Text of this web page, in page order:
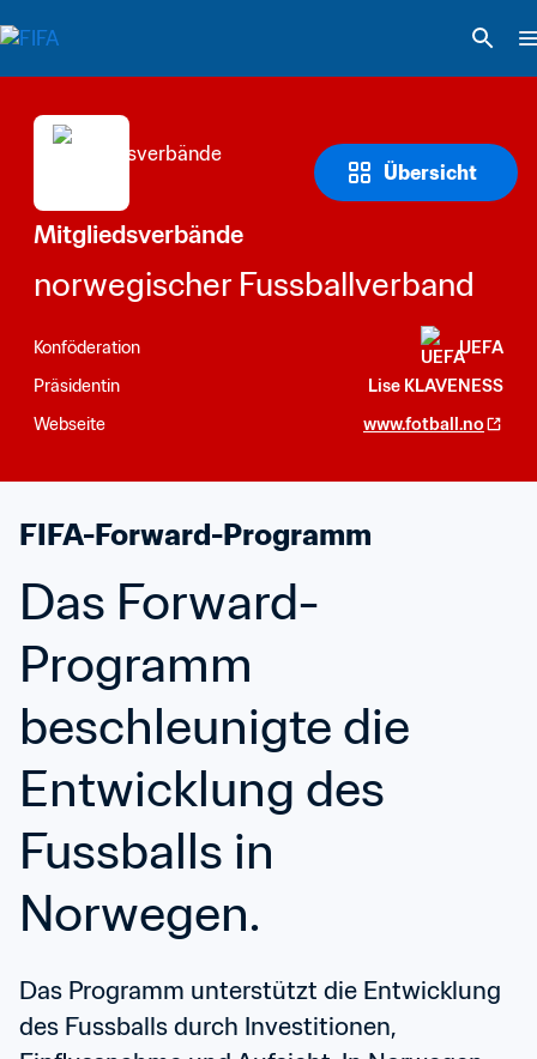
Übersicht
Mitgliedsverbände
norwegischer Fussballverband
Konföderation
UEFA
Präsidentin
Lise KLAVENESS
Webseite
www.fotball.no
FIFA-Forward-Programm
Das Forward-
Programm
beschleunigte die
Entwicklung des
Fussballs in
Norwegen.
Das Programm unterstützt die Entwicklung
des Fussballs durch Investitionen,